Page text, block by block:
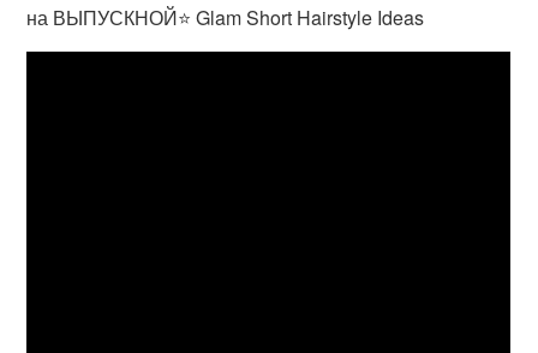
на ВЫПУСКНОЙ⭐ Glam Short Hairstyle Ideas